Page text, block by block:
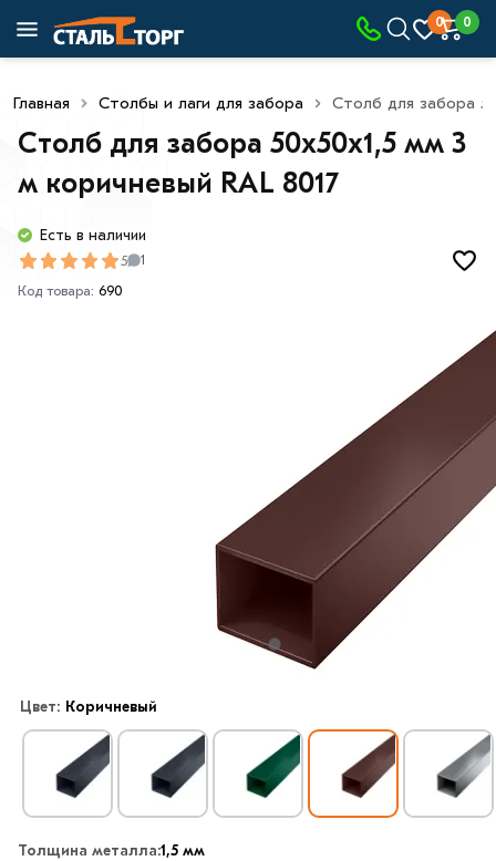
0 0
Главная Столбы и лаги для забора Столб для забора
Столб для забора 50х50х1,5 мм 3
м коричневый RAL 8017
Есть в наличии
5 1
Код товара: 690
Цвет: Коричневый
Толщина металла:1,5 мм